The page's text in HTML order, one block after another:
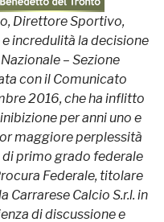
Direttore Sportivo,
incredulità la decisione
– Sezione
con il Comunicato
2016, che ha inflitto
per anni uno e
maggiore perplessità
di primo grado federale
Federale, titolare
Carrarese Calcio S.r.l. in
di discussione e